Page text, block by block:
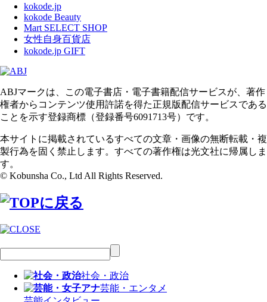
kokode.jp
kokode Beauty
Mart SELECT SHOP
女性自身百貨店
kokode.jp GIFT
ABJマークは、この電子書店・電子書籍配信サービスが、著作
権者からコンテンツ使用許諾を得た正規版配信サービスである
ことを示す登録商標（登録番号6091713号）です。
本サイトに掲載されているすべての文章・画像の無断転載・複
製行為を固く禁止します。すべての著作権は光文社に帰属しま
す。
© Kobunsha Co., Ltd All Rights Reserved.
社会・政治
芸能・エンタメ